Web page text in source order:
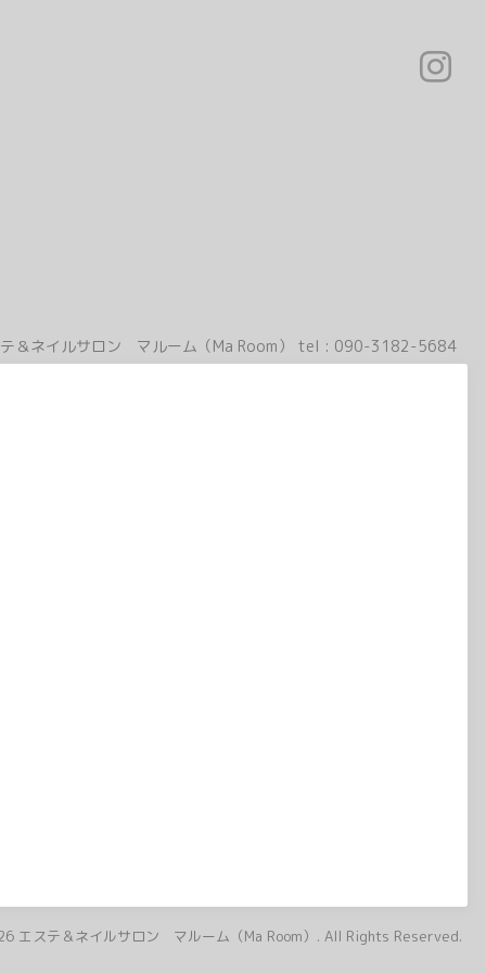
＆ネイルサロン マルーム（Ma Room） tel : 090-3182-5684
エステ＆ネイルサロン マルーム（Ma Room） . All Rights Reserved.